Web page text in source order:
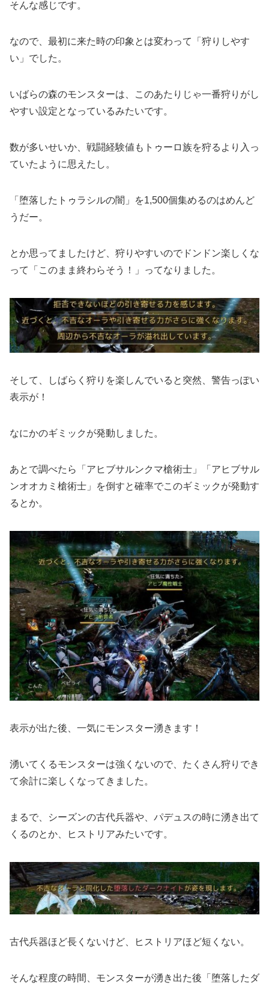
そんな感じです。
なので、最初に来た時の印象とは変わって「狩りしやす
い」でした。
いばらの森のモンスターは、このあたりじゃ一番狩りがし
やすい設定となっているみたいです。
数が多いせいか、戦闘経験値もトゥーロ族を狩るより入っ
ていたように思えたし。
「堕落したトゥラシルの闇」を1,500個集めるのはめんど
うだー。
とか思ってましたけど、狩りやすいのでドンドン楽しくな
って「このまま終わらそう！」ってなりました。
そして、しばらく狩りを楽しんでいると突然、警告っぽい
表示が！
なにかのギミックが発動しました。
あとで調べたら「アヒブサルンクマ槍術士」「アヒブサル
ンオオカミ槍術士」を倒すと確率でこのギミックが発動す
るとか。
表示が出た後、一気にモンスター湧きます！
湧いてくるモンスターは強くないので、たくさん狩りでき
て余計に楽しくなってきました。
まるで、シーズンの古代兵器や、パデュスの時に湧き出て
くるのとか、ヒストリアみたいです。
古代兵器ほど長くないけど、ヒストリアほど短くない。
そんな程度の時間、モンスターが湧き出た後「堕落したダ